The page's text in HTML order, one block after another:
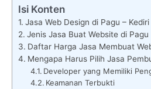
Isi Konten
Jasa Web Design di Pagu – Kediri
Jenis Jasa Buat Website di Pagu
Daftar Harga Jasa Membuat
Mengapa Harus Pilih Jasa
Developer yang Memiliki
Keamanan Terbukti